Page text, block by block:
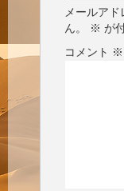
メールア
ん。
※ が
コメント ※